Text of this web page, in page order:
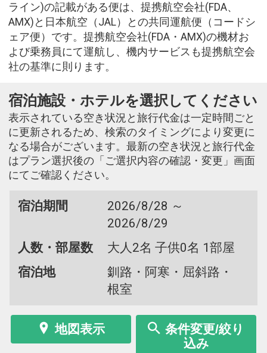
ライン)の記載がある便は、提携航空会社(FDA、
AMX)と日本航空（JAL）との共同運航便（コードシ
ェア便）です。提携航空会社(FDA・AMX)の機材お
よび乗務員にて運航し、機内サービスも提携航空会
社の基準に則ります。
宿泊施設・ホテルを選択してください
表示されている空き状況と旅行代金は一定時間ごと
に更新されるため、検索のタイミングにより変更に
なる場合がございます。最新の空き状況と旅行代金
はプラン選択後の「ご選択内容の確認・変更」画面
にてご確認ください。
宿泊期間
2026/8/28 ～
2026/8/29
人数・部屋数
大人2名 子供0名 1部屋
宿泊地
釧路・阿寒・屈斜路・
根室
地図表示
条件変更/絞り
込み